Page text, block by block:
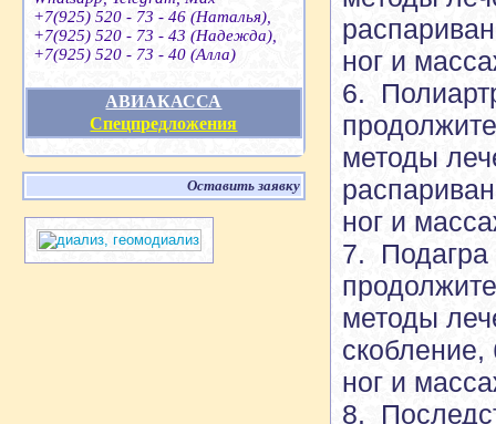
+7(925) 520 - 73 - 46 (Наталья),
+7(925) 520 - 73 - 43 (Надежда),
+7(925) 520 - 73 - 40 (Алла)
АВИАКАССА
Спецпредложения
Оставить заявку
ног и
6.
методы
ног и
7. Подагра
методы
ног и
8.